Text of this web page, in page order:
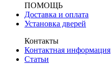
ПОМОЩЬ
Доставка и оплата
Установка дверей
Контакты
Контактная информация
Статьи